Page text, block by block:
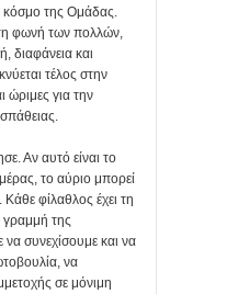
της Ομάδας.
φωνή των πολλών,
διαφάνεια και
τέλος στην
ώριμες για την
Αν αυτό είναι το
το αύριο μπορεί
φίλαθλος έχει τη
της
συνεχίσουμε και να
να
σε μόνιμη